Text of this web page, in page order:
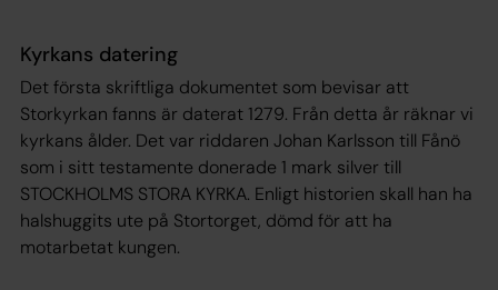
Kyrkans datering
Det första skriftliga dokumentet som bevisar att
Storkyrkan fanns är daterat 1279. Från detta år räknar vi
kyrkans ålder. Det var riddaren Johan Karlsson till Fånö
som i sitt testamente donerade 1 mark silver till
STOCKHOLMS STORA KYRKA. Enligt historien skall han ha
halshuggits ute på Stortorget, dömd för att ha
motarbetat kungen.